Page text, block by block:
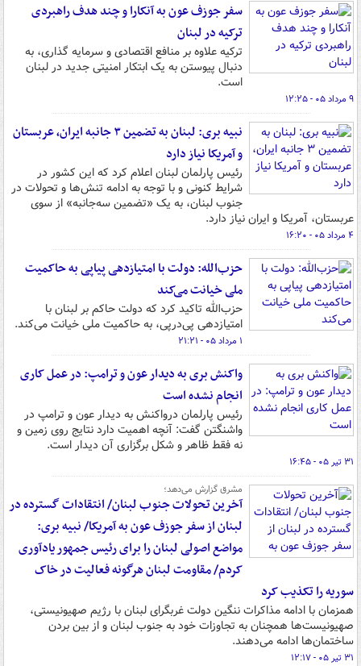
سفر جوزف عون به آنکارا و چند هدف راهبردی
ترکیه در لبنان
ترکیه علاوه بر منافع اقتصادی و سرمایه گذاری، به
دنبال پیوستن به یک ابتکار امنیتی جدید در لبنان
است.
۹ مرداد ۰۵ - ۱۲:۲۵
نبیه بری: لبنان به تضمین ۳ جانبه ایران، عربستان
و آمریکا نیاز دارد
رئیس پارلمان لبنان اعلام کرد که این کشور در
شرایط کنونی و با توجه به ادامه تنش‌ها و تحولات در
جنوب لبنان، به یک «تضمین سه‌جانبه» از سوی
عربستان، آمریکا و ایران نیاز دارد.
۴ مرداد ۰۵ - ۱۶:۲۰
حزب‌الله: دولت با امتیازدهی پیاپی به حاکمیت
ملی خیانت می‌کند
حزب‌الله تاکید کرد که دولت حاکم بر لبنان با
امتیازدهی پی‌درپی، به حاکمیت ملی خیانت می‌کند.
۱ مرداد ۰۵ - ۲۱:۲۱
واکنش بری به دیدار عون و ترامپ: در عمل کاری
انجام نشده است
رئیس پارلمان درواکنش به دیدار عون و ترامپ در
واشنگتن گفت: آنچه اهمیت دارد نتایج روی زمین و
نه فقط ظاهر و شکل برگزاری آن دیدار است.
۳۱ تیر ۰۵ - ۱۶:۴۵
مشرق گزارش می‌دهد؛
آخرین تحولات جنوب لبنان/ انتقادات گسترده در
لبنان از سفر جوزف عون به آمریکا/ نبیه بری:
مواضع اصولی لبنان را برای رئیس جمهور یادآوری
کردم/ مقاومت لبنان هرگونه فعالیت در خاک
سوریه را تکذیب کرد
همزمان با ادامه مذاکرات ننگین دولت غربگرای لبنان با رژیم صهیونیستی،
صهیونیست‌ها همچنان به تجاوزات خود به جنوب لبنان و از بین بردن
ساختمان‌ها ادامه می‌دهند.
۳۱ تیر ۰۵ - ۱۲:۱۷